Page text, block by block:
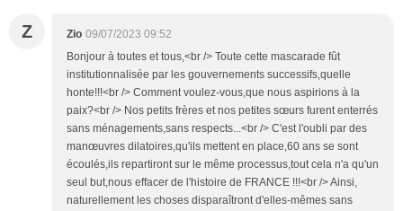
Z Zio 09/07/2023 09:52
Bonjour à toutes et tous,<br /> Toute cette mascarade fût
institutionnalisée par les gouvernements successifs,quelle
honte!!!<br /> Comment voulez-vous,que nous aspirions à la
paix?<br /> Nos petits frères et nos petites sœurs furent enterrés
sans ménagements,sans respects...<br /> C'est l'oubli par des
manœuvres dilatoires,qu'ils mettent en place,60 ans se sont
écoulés,ils repartiront sur le même processus,tout cela n'a qu'un
seul but,nous effacer de l'histoire de FRANCE !!!<br /> Ainsi,
naturellement les choses disparaîtront d'elles-mêmes sans